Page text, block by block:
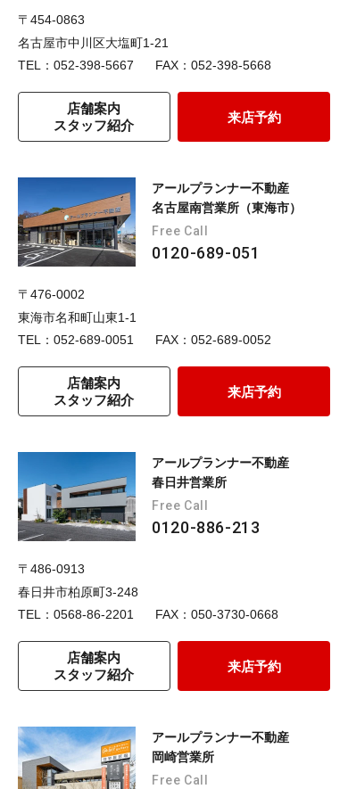
〒454-0863
名古屋市中川区大塩町1-21
TEL：052-398-5667
FAX：052-398-5668
店舗案内
スタッフ紹介
来店予約
アールプランナー不動産
名古屋南営業所（東海市）
Free Call
0120-689-051
〒476-0002
東海市名和町山東1-1
TEL：052-689-0051
FAX：052-689-0052
店舗案内
スタッフ紹介
来店予約
アールプランナー不動産
春日井営業所
Free Call
0120-886-213
〒486-0913
春日井市柏原町3-248
TEL：0568-86-2201
FAX：050-3730-0668
店舗案内
スタッフ紹介
来店予約
アールプランナー不動産
岡崎営業所
Free Call